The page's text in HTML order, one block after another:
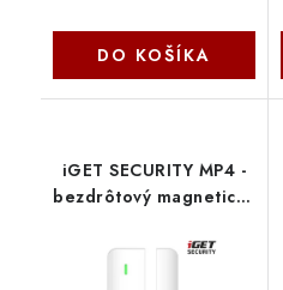
DO KOŠÍKA
iGET SECURITY MP4 -
bezdrôtový magnetický
pre alarm M6-4G,
výdrž bat. až 5 rokov